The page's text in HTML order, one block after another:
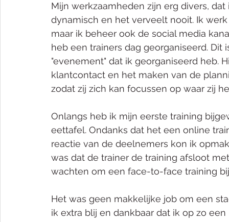
Mijn werkzaamheden zijn erg divers,
dynamisch en het verveelt nooit. Ik
maar ik beheer ook de social media
heb een trainers dag georganiseerd.
"evenement" dat ik georganiseerd heb.
klantcontact en het maken van de
zodat zij zich kan focussen op waar zij
Onlangs heb ik mijn eerste training
eettafel. Ondanks dat het een online
reactie van de deelnemers kon ik
was dat de trainer de training afsloot
wachten om een face-to-face training
Het was geen makkelijke job om een
ik extra blij en dankbaar dat ik op zo